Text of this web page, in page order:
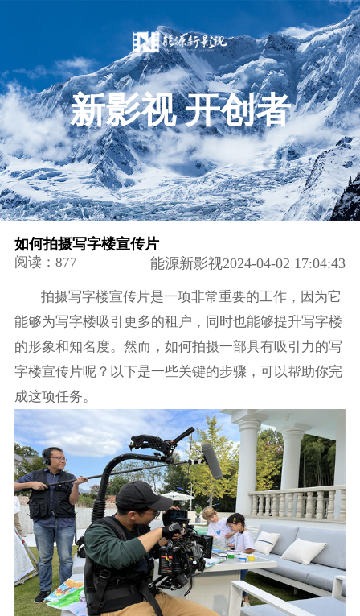
新影视 开创者
如何拍摄写字楼宣传片
阅读：877 能源新影视2024-04-02 17:04:43
拍摄写字楼宣传片是一项非常重要的工作，因为它
能够为写字楼吸引更多的租户，同时也能够提升写字楼
的形象和知名度。然而，如何拍摄一部具有吸引力的写
字楼宣传片呢？以下是一些关键的步骤，可以帮助你完
成这项任务。